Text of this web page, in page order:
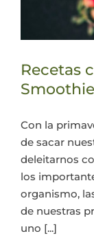
Recetas
Con la
de sacar
deleitarnos
los
organismo,
de nuestras
uno [...]